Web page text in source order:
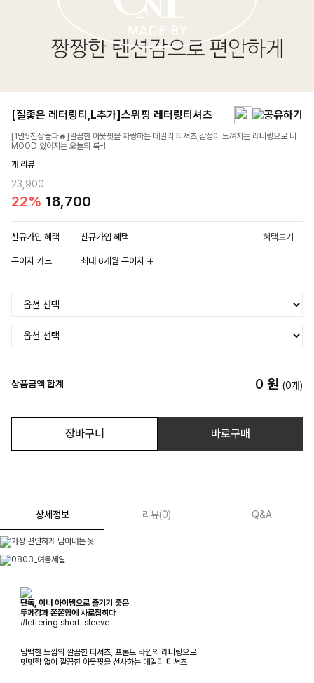
[질좋은 레터링티,L추가]스위핑 레터링티셔츠
[1만5천장돌파🔥]깔끔한 아웃핏을 자랑하는 데일리 티셔츠,감성이 느껴지는 레터링으로 더
MOOD 있어지는 오늘의 룩-!
개 리뷰
23,900
22% 18,700
신규가입 혜택 신규가입 혜택 혜택보기
무이자 카드 최대 6개월 무이자
상품금액 합계 0 원 (0개)
장바구니 바로구매
상세정보 리뷰(0) Q&A
단독, 이너 아이템으로 즐기기 좋은
두께감과 쫀쫀함에 사로잡히다
#lettering short-sleeve
담백한 느낌의 깔끔한 티셔츠, 프론트 라인의 레터링으로
밋밋함 없이 깔끔한 아웃핏을 선사하는 데일리 티셔츠